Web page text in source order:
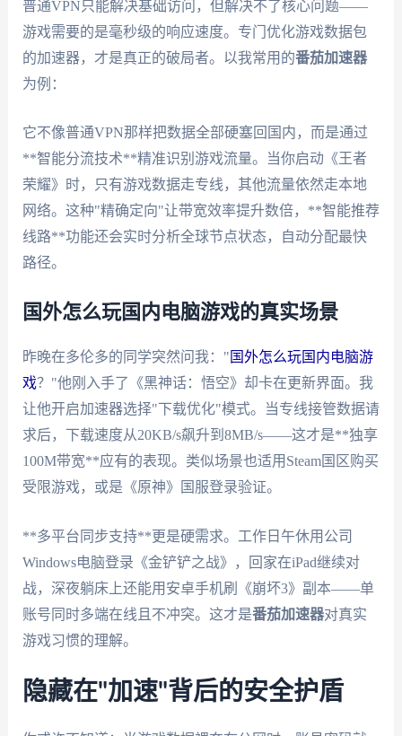
普通VPN只能解决基础访问，但解决不了核心问题——
游戏需要的是毫秒级的响应速度。专门优化游戏数据包
的加速器，才是真正的破局者。以我常用的番茄加速器
为例：
它不像普通VPN那样把数据全部硬塞回国内，而是通过
**智能分流技术**精准识别游戏流量。当你启动《王者
荣耀》时，只有游戏数据走专线，其他流量依然走本地
网络。这种"精确定向"让带宽效率提升数倍，**智能推荐
线路**功能还会实时分析全球节点状态，自动分配最快
路径。
国外怎么玩国内电脑游戏的真实场景
昨晚在多伦多的同学突然问我：" 国外怎么玩国内电脑游
戏？"他刚入手了《黑神话：悟空》却卡在更新界面。我
让他开启加速器选择"下载优化"模式。当专线接管数据请
求后，下载速度从20KB/s飙升到8MB/s——这才是**独享
100M带宽**应有的表现。类似场景也适用Steam国区购买
受限游戏，或是《原神》国服登录验证。
**多平台同步支持**更是硬需求。工作日午休用公司
Windows电脑登录《金铲铲之战》，回家在iPad继续对
战，深夜躺床上还能用安卓手机刷《崩坏3》副本——单
账号同时多端在线且不冲突。这才是番茄加速器对真实
游戏习惯的理解。
隐藏在"加速"背后的安全护盾